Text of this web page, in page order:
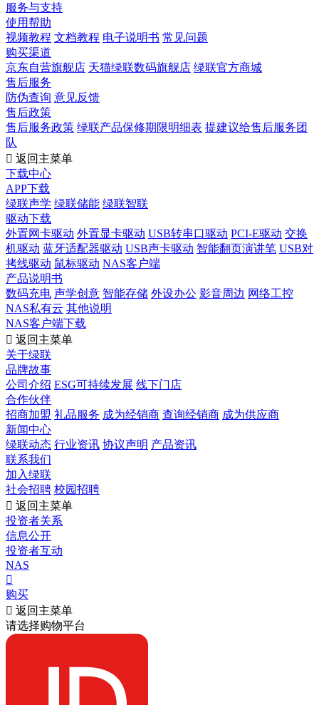
服务与支持
使用帮助
视频教程 文档教程 电子说明书 常见问题
购买渠道
京东自营旗舰店 天猫绿联数码旗舰店 绿联官方商城
售后服务
防伪查询 意见反馈
售后政策
售后服务政策 绿联产品保修期限明细表 提建议给售后服务团
队
 返回主菜单
下载中心
APP下载
绿联声学 绿联储能 绿联智联
驱动下载
外置网卡驱动 外置显卡驱动 USB转串口驱动 PCI-E驱动 交换
机驱动 蓝牙适配器驱动 USB声卡驱动 智能翻页演讲笔 USB对
拷线驱动 鼠标驱动 NAS客户端
产品说明书
数码充电 声学创意 智能存储 外设办公 影音周边 网络工控
NAS私有云 其他说明
NAS客户端下载
 返回主菜单
关于绿联
品牌故事
公司介绍 ESG可持续发展 线下门店
合作伙伴
招商加盟 礼品服务 成为经销商 查询经销商 成为供应商
新闻中心
绿联动态 行业资讯 协议声明 产品资讯
联系我们
加入绿联
社会招聘 校园招聘
 返回主菜单
投资者关系
信息公开
投资者互动
NAS

购买
 返回主菜单
请选择购物平台